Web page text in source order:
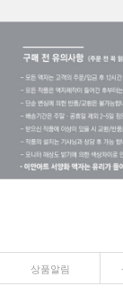
상품알림